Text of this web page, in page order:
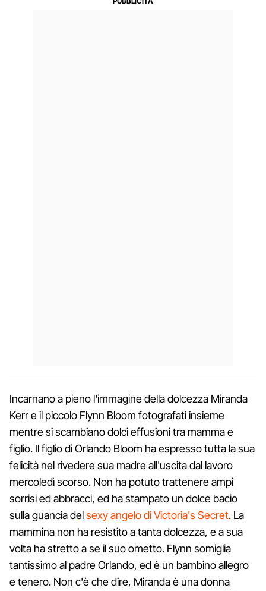
Incarnano a pieno l'immagine della dolcezza Miranda
Kerr e il piccolo Flynn Bloom fotografati insieme
mentre si scambiano dolci effusioni tra mamma e
figlio. Il figlio di Orlando Bloom ha espresso tutta la sua
felicità nel rivedere sua madre all'uscita dal lavoro
mercoledì scorso. Non ha potuto trattenere ampi
sorrisi ed abbracci, ed ha stampato un dolce bacio
sulla guancia delsexy angelo di Victoria's Secret. La
mammina non ha resistito a tanta dolcezza, e a sua
volta ha stretto a se il suo ometto. Flynn somiglia
tantissimo al padre Orlando, ed è un bambino allegro
e tenero. Non c'è che dire, Miranda è una donna